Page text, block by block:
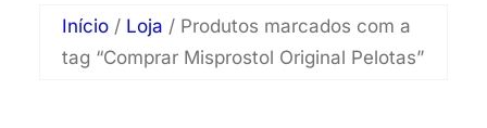
Início / Loja / Produtos marcados com a
tag “Comprar Misprostol Original Pelotas”